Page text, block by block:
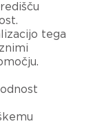
tega